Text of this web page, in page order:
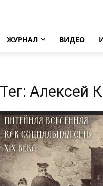
ЖУРНАЛ ВИДЕО
Тег: Алексей